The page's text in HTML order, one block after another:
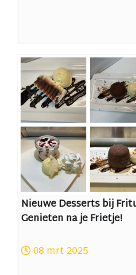
Nieuwe Desserts bij
Genieten na je Frietje!
08 mrt 2025